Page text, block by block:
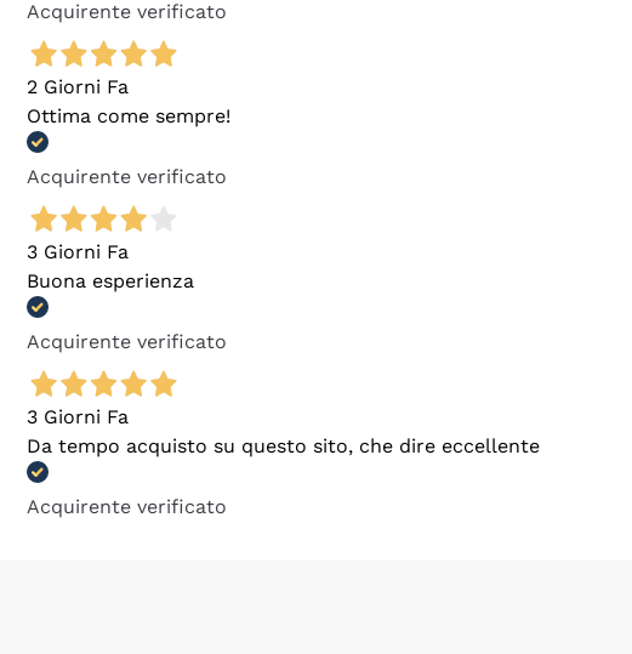
Acquirente verificato
2 Giorni Fa
Ottima come sempre!
Acquirente verificato
3 Giorni Fa
Buona esperienza
Acquirente verificato
3 Giorni Fa
Da tempo acquisto su questo sito, che dire eccellente
Acquirente verificato